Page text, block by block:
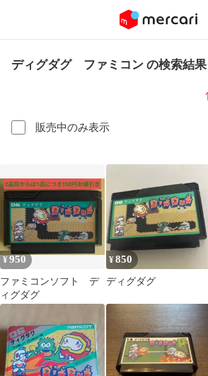
ディグダグ ファミコン の検索結果
販売中のみ表示
¥950
ファミコンソフト デ
ィグダグ
¥850
ディグダグ